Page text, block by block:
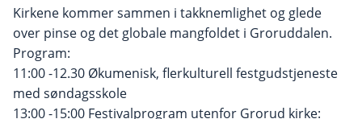
Kirkene kommer sammen i takknemlighet og glede
over pinse og det globale mangfoldet i Groruddalen.
Program:
11:00 -12.30 Økumenisk, flerkulturell festgudstjeneste
med søndagsskole
13:00 -15:00 Festivalprogram utenfor Grorud kirke: